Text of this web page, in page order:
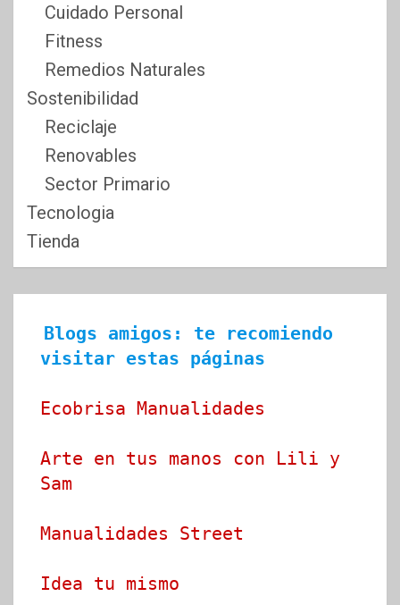
Cuidado Personal
Fitness
Remedios Naturales
Sostenibilidad
Reciclaje
Renovables
Sector Primario
Tecnologia
Tienda
Blogs amigos: te recomiendo
visitar estas páginas
Ecobrisa Manualidades
Arte en tus manos con Lili y
Sam
Manualidades Street
Idea tu mismo